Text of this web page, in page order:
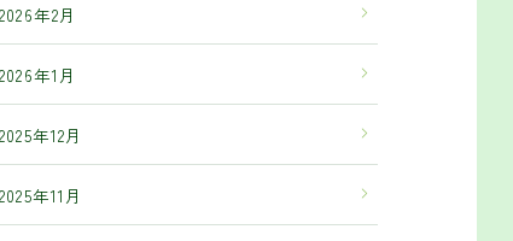
2026年2月
2026年1月
2025年12月
2025年11月